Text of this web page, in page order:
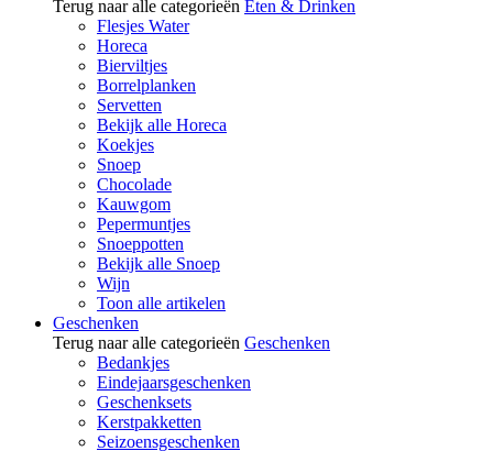
Terug naar alle categorieën Eten & Drinken
Flesjes Water
Horeca
Bierviltjes
Borrelplanken
Servetten
Bekijk alle Horeca
Koekjes
Snoep
Chocolade
Kauwgom
Pepermuntjes
Snoeppotten
Bekijk alle Snoep
Wijn
Toon alle artikelen
Geschenken
Terug naar alle categorieën Geschenken
Bedankjes
Eindejaarsgeschenken
Geschenksets
Kerstpakketten
Seizoensgeschenken